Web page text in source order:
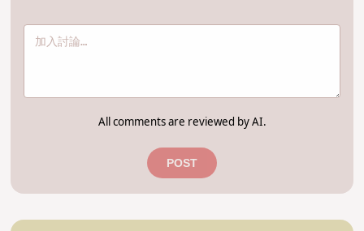
All comments are reviewed by AI.
POST